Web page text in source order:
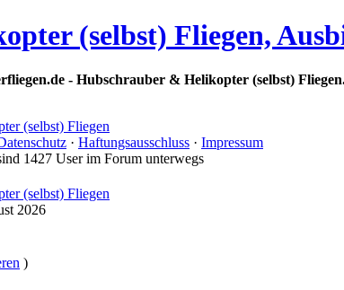
(selbst) Fliegen,
- Hubschrauber & Helikopter (selbst)
· Haftungsausschluss · Impressum
1427 User im Forum unterwegs
2026
)